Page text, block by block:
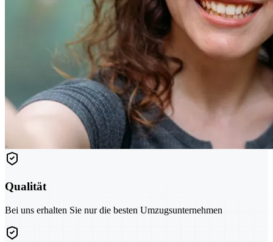
Qualität
Bei uns erhalten Sie nur die besten Umzugsunternehmen